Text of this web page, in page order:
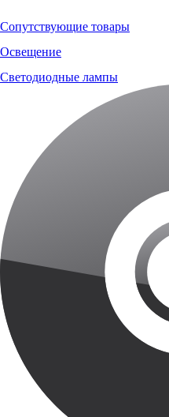
Сопутствующие товары
Освещение
Светодиодные лампы